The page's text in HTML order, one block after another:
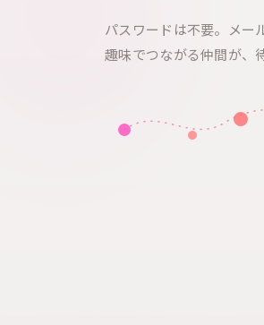
パスワードは不要。メー
趣味でつながる仲間が、